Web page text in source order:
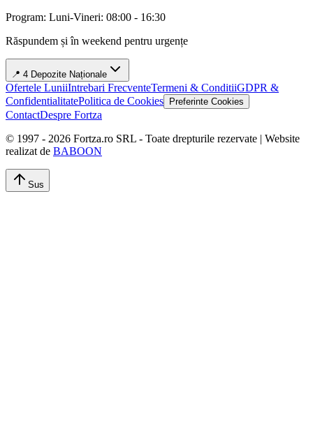
Program: Luni-Vineri: 08:00 - 16:30
Răspundem și în weekend pentru urgențe
📍 4 Depozite Naționale
Ofertele LuniiIntrebari FrecventeTermeni & ConditiiGDPR &
ConfidentialitatePolitica de Cookies Preferinte Cookies
ContactDespre Fortza
© 1997 - 2026 Fortza.ro SRL - Toate drepturile rezervate | Website
realizat de BABOON
Sus